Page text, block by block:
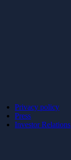
Privacy policy
Press
Investor Relations